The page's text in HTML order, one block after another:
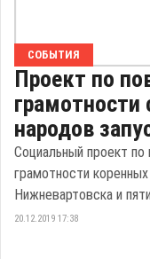
СОБЫТИЯ
Проект по
грамотности
народов
Социальный проект
грамотности
Нижневартовска и
20.12.2019 17:38